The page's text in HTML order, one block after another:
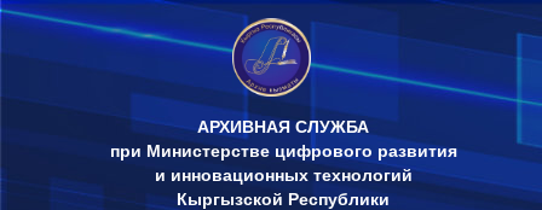
АРХИВНАЯ СЛУЖБА
при Министерстве цифрового развития
и инновационных технологий
Кыргызской Республики